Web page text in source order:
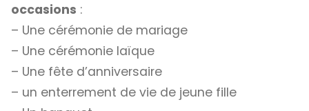
occasions :
– Une cérémonie de mariage
– Une cérémonie laïque
– Une fête d’anniversaire
– un enterrement de vie de jeune fille